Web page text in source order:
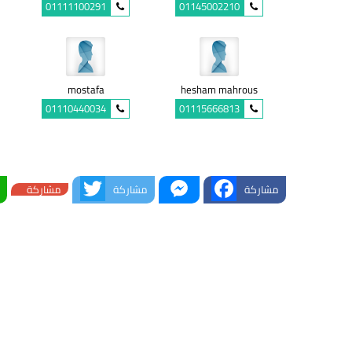
01145002210
01111100291
hesham mahrous
01115666813
mostafa
01110440034
مشاركة Facebook
Messenger
مشاركة Twitterمشاركة